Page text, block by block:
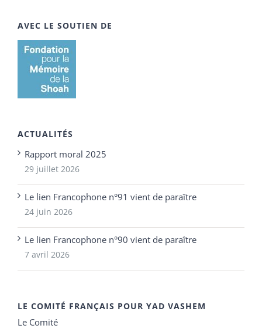
AVEC LE SOUTIEN DE
ACTUALITÉS
Rapport moral 2025
29 juillet 2026
Le lien Francophone n°91 vient de paraître
24 juin 2026
Le lien Francophone n°90 vient de paraître
7 avril 2026
LE COMITÉ FRANÇAIS POUR YAD VASHEM
Le Comité